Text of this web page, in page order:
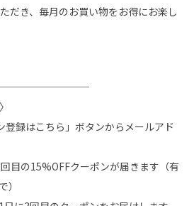
だき、毎月のお買い物をお得にお楽し
録はこちら」ボタンからメールアド
目の15%OFFクーポンが届きます（有